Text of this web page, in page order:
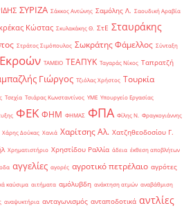
ΣΥΡΙΖΑ Σάκκος Αντώνης Σαμόλης Λ. Σαουδική Αραβία
Κώστας Σκυλακάκης Θ. ΣτΕ Σταυράκης
Στράτος Σιμόπουλος Σωκράτης Φάμελλος Σύνταξη
ΤΑΜΕΙΟ ΤΕΑΠΥΚ Ταγαράς Νίκος Ταπρατζή
Γιώργος Τζιόλας Χρήστος Τουρκία
Τσεχία Τσιάρας Κωνσταντίνος ΥΜΕ Υπουργείο Εργασίας
ΦΕΚ ΦΗΜ ΦΗΜΑΣ ΦΠΑ Φίλης Ν. Φραγκογιάννης
Χάρης Δούκας Χανιά Χαρίτσης Αλ. Χατζηθεοδοσίου Γ.
Χρηματιστήριο Χρηστίδου Ραλλία άδεια έκθεση αποβλήτων
αγγελίες αγορές αγροτικό πετρέλαιο αγρότες
καύσιμα αιτήματα αμόλυβδη ανάκτηση ατμών αναβάθμιση
αναψυκτήρια ανταγωνισμός ανταποδοτικά αντλίες